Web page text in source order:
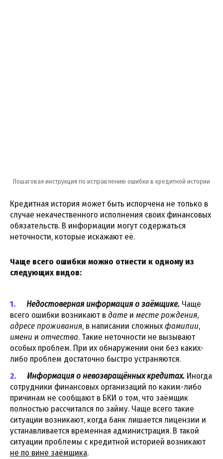
Пошаговая инструкция по исправлению ошибки в кредитной истории
Кредитная история может быть испорчена не только в
случае некачественного исполнения своих финансовых
обязательств. В информации могут содержаться
неточности, которые искажают её.
Чаще всего ошибки можно отнести к одному из
следующих видов:
Недостоверная информация о заёмщике. Чаще
всего ошибки возникают вдате и месте рождения,
адресе проживания, в написании сложныхфамилии,
имени и отчества. Такие неточности не вызывают
особых проблем. При их обнаружении они без каких-
либо проблем достаточно быстро устраняются.
Информация о невозвращённых кредитах. Иногда
сотрудники финансовых организаций по каким-либо
причинам не сообщают в БКИ о том, что заёмщик
полностью рассчитался по займу. Чаще всего такие
ситуации возникают, когда банк лишается лицензии и
устанавливается временная администрация. В такой
ситуации проблемы с кредитной историей возникают
не по вине заёмщика.